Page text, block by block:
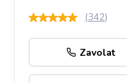
(342)
Zavolat